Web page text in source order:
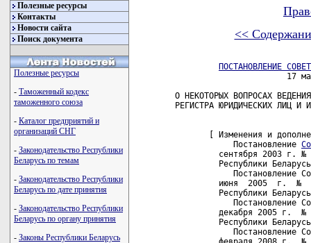
Полезные ресурсы
Контакты
Новости сайта
Поиск документа
Полезные ресурсы
- Таможенный кодекс
таможенного союза
- Каталог предприятий и
организаций СНГ
- Законодательство Республики
Беларусь по темам
- Законодательство Республики
Беларусь по дате принятия
- Законодательство Республики
Беларусь по органу принятия
- Законы Республики Беларусь
<<
ПОСТАНОВЛЕНИЕ
17
О НЕКОТОРЫХ ВОПРОСАХ
РЕГИСТРА ЮРИДИЧЕСКИХ ЛИЦ И
[ Изменения и
            Постановление